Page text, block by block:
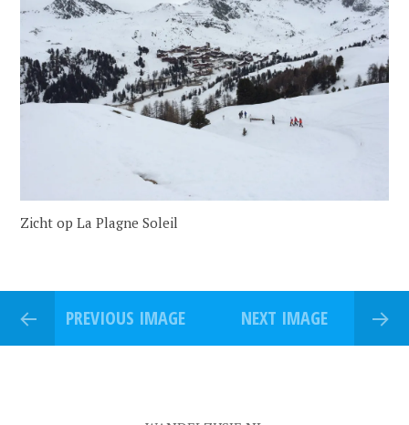
Zicht op La Plagne Soleil
PREVIOUS IMAGE NEXT IMAGE